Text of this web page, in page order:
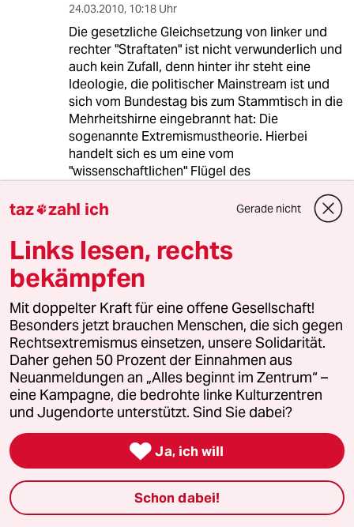
24.03.2010, 10:18 Uhr
Die gesetzliche Gleichsetzung von linker und
rechter "Straftaten" ist nicht verwunderlich und
auch kein Zufall, denn hinter ihr steht eine
Ideologie, die politischer Mainstream ist und
sich vom Bundestag bis zum Stammtisch in die
Mehrheitshirne eingebrannt hat: Die
sogenannte Extremismustheorie. Hierbei
handelt sich es um eine vom
"wissenschaftlichen" Flügel des
intellektuelle Tiefstleistung, die die
Gesellschaft in eine so genannte politische
Mitte und "extremistische" Ränder aufteilt und
alles, was sich gegen die bestehende
Gesellschaftsordnung richtet oder dafür
gehalten wird, gleichsetzt und bekämpfen will.
Dabei sollte es selbst aus einer rein
wissenschaftlichen Perspektive schon stark
verwundern, dass ein Geheimdienst überhaupt
so etwas wie politikwissenschaftliche
Forschung betreibt und damit Einfluss auf die
öffentliche Meinung nimmt. Der
Extremismusbegriff ist in der Tat allein vom
Verfassungsschutz und einigen seiner
offiziellen und inoffiziellen Mitarbeiter in die
Debatte eingeführt worden. Zusammen mit
einigen anderen PolitikwissenschaftlerInnen
begründeten sie eine neue Sparte der
Politikwissenschaft - die
taz zahl ich Gerade nicht
Links lesen, rechts
bekämpfen
Mit doppelter Kraft für eine offene Gesellschaft!
Besonders jetzt brauchen Menschen, die sich gegen
Rechtsextremismus einsetzen, unsere Solidarität.
Daher gehen 50 Prozent der Einnahmen aus
Neuanmeldungen an „Alles beginnt im Zentrum“ –
eine Kampagne, die bedrohte linke Kulturzentren
und Jugendorte unterstützt. Sind Sie dabei?
 Ja, ich will
Schon dabei!